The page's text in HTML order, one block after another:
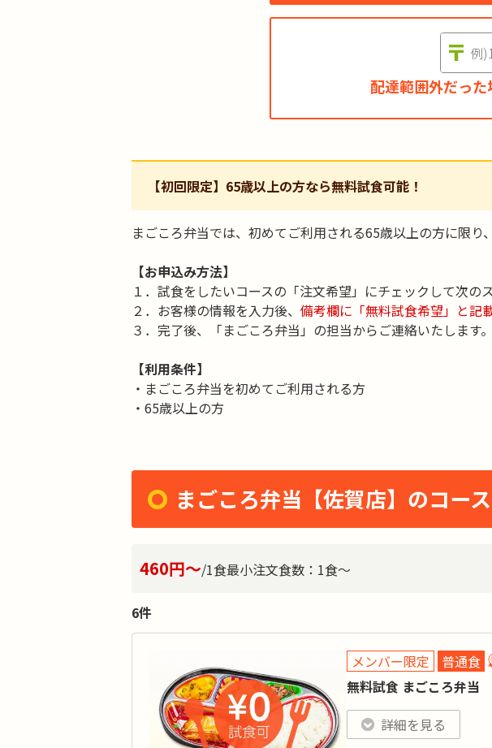
配達範囲外だった
【初回限定】65歳以上の方なら無料試食可能！
まごころ弁当では、初めてご利用される65歳以上の方に限り
【お申込み方法】
１．試食をしたいコースの「注文希望」にチェックして次の
２．お客様の情報を入力後、 備考欄に「無料試食希望」と記
３．完了後、「まごころ弁当」の担当からご連絡いたします
【利用条件】
・まごころ弁当を初めてご利用される方
・65歳以上の方
まごころ弁当【佐賀店】のコース
460円～/1食最小注文食数： 1食～
6件
メンバー限定 普通食
無料試食 まごころ弁当
特典あり 詳細
詳細を見る